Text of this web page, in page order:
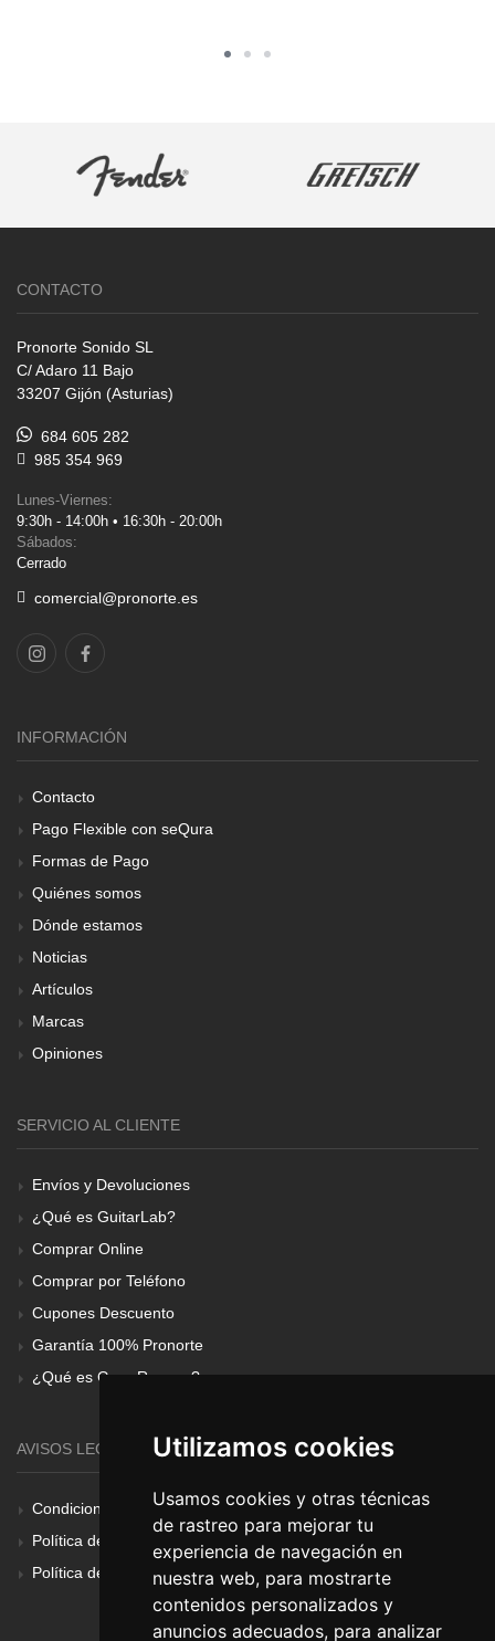
Utilizamos cookies
Usamos cookies y otras técnicas
de rastreo para mejorar tu
experiencia de navegación en
nuestra web, para mostrarte
contenidos personalizados y
anuncios adecuados, para analizar
CONTACTO
Pronorte Sonido SL
C/ Adaro 11 Bajo
33207 Gijón (Asturias)
684 605 282
985 354 969
Lunes-Viernes:
9:30h - 14:00h • 16:30h - 20:00h
Sábados:
Cerrado
comercial@pronorte.es
INFORMACIÓN
Contacto
Pago Flexible con seQura
Formas de Pago
Quiénes somos
Dónde estamos
Noticias
Artículos
Marcas
Opiniones
SERVICIO AL CLIENTE
Envíos y Devoluciones
¿Qué es GuitarLab?
Comprar Online
Comprar por Teléfono
Cupones Descuento
Garantía 100% Pronorte
¿Qué es Gear Renove?
AVISOS LEGALES
Condiciones Generales
Política de Cookies
Política de Privacidad